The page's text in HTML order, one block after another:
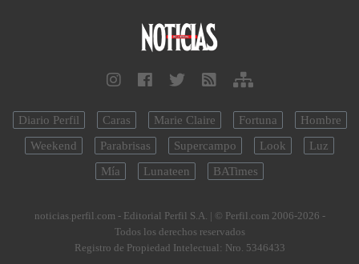
Diario Perfil Caras Marie Claire Fortuna
Hombre
Weekend
Parabrisas Supercampo Look
Luz
Mía
Lunateen BATimes
noticias.perfil.com - Editorial Perfil S.A. | © Perfil.com 2006-2026 -
Todos los derechos reservados
Registro de Propiedad Intelectual: Nro. 5346433